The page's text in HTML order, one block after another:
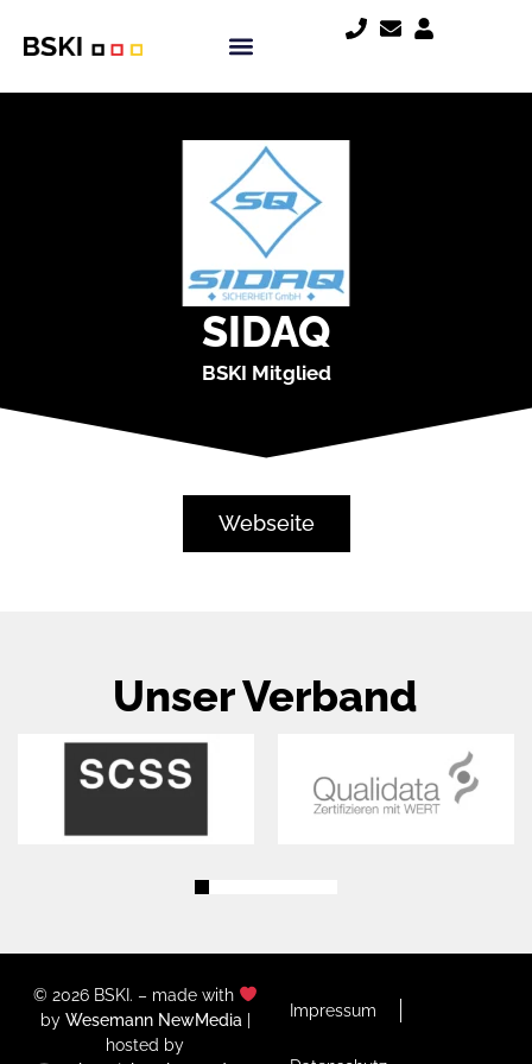
SIDAQ
BSKI Mitglied
Webseite
Unser Verband
© 2026 BSKI. – made with
by Wesemann NewMedia
hosted by
Impressum